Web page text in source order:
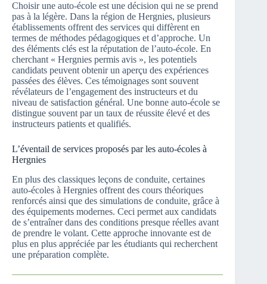
Choisir une auto-école est une décision qui ne se prend
pas à la légère. Dans la région de Hergnies, plusieurs
établissements offrent des services qui diffèrent en
termes de méthodes pédagogiques et d’approche. Un
des éléments clés est la réputation de l’auto-école. En
cherchant « Hergnies permis avis », les potentiels
candidats peuvent obtenir un aperçu des expériences
passées des élèves. Ces témoignages sont souvent
révélateurs de l’engagement des instructeurs et du
niveau de satisfaction général. Une bonne auto-école se
distingue souvent par un taux de réussite élevé et des
instructeurs patients et qualifiés.
L’éventail de services proposés par les auto-écoles à
Hergnies
En plus des classiques leçons de conduite, certaines
auto-écoles à Hergnies offrent des cours théoriques
renforcés ainsi que des simulations de conduite, grâce à
des équipements modernes. Ceci permet aux candidats
de s’entraîner dans des conditions presque réelles avant
de prendre le volant. Cette approche innovante est de
plus en plus appréciée par les étudiants qui recherchent
une préparation complète.